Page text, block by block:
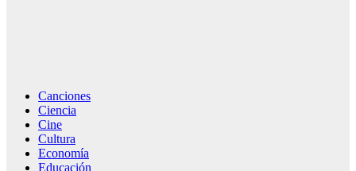
Canciones
Ciencia
Cine
Cultura
Economía
Educación